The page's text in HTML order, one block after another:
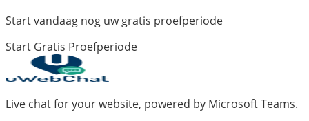
Start vandaag nog uw gratis proefperiode
Start Gratis Proefperiode
Live chat for your website, powered by Microsoft Teams.